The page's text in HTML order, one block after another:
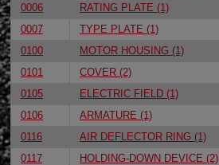
0006
RATING PLATE (1)
0007
TYPE PLATE (1)
0100
MOTOR HOUSING (1)
0101
COVER (2)
0105
ELECTRIC FIELD (1)
0106
ARMATURE (1)
0116
AIR DEFLECTOR RING (1)
0117
HOLDING-DOWN DEVICE (2)